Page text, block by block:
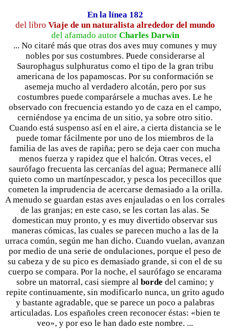
En la línea 182
del libro Viaje de un naturalista alrededor del mundo
del afamado autor Charles Darwin
... No citaré más que otras dos aves muy comunes y muy
nobles por sus costumbres. Puede considerarse al
Saurophagus sulphuratus como el tipo de la gran tribu
americana de los papamoscas. Por su conformación se
asemeja mucho al verdadero alcotán, pero por sus
costumbres puede comparársele a muchas aves. Le he
observado con frecuencia estando yo de caza en el campo,
cerniéndose ya encima de un sitio, ya sobre otro sitio.
Cuando está suspenso así en el aire, a cierta distancia se le
puede tomar fácilmente por uno de los miembros de la
familia de las aves de rapiña; pero se deja caer con mucha
menos fuerza y rapidez que el halcón. Otras veces, el
saurófago frecuenta las cercanías del agua; Permanece allí
quieto como un martínpescador, y pesca los pececillos que
cometen la imprudencia de acercarse demasiado a la orilla.
A menudo se guardan estas aves enjauladas o en los corrales
de las granjas; en este caso, se les cortan las alas. Se
domestican muy pronto, y es muy divertido observar sus
maneras cómicas, las cuales se parecen mucho a las de la
urraca común, según me han dicho. Cuando vuelan, avanzan
por medio de una serie de ondulaciones, porque el peso de
su cabeza y de su pico es demasiado grande, si con el de su
cuerpo se compara. Por la noche, el saurófago se encarama
sobre un matorral, casi siempre al borde del camino; y
repite continuamente, sin modificarlo nunca, un grito agudo
y bastante agradable, que se parece un poco a palabras
articuladas. Los españoles creen reconocer éstas: «bien te
veo», y por eso le han dado este nombre. ...